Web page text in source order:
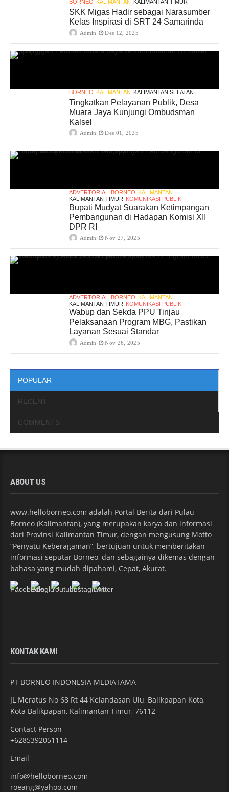
BORNEO KALIMANTAN KALIMANTAN TIMUR
SKK Migas Hadir sebagai Narasumber
Kelas Inspirasi di SRT 24 Samarinda
Admin Des 12, 2025
BORNEO KALIMANTAN KALIMANTAN SELATAN
Tingkatkan Pelayanan Publik, Desa
Muara Jaya Kunjungi Ombudsman
Kalsel
Admin Des 01, 2025
ADVERTORIAL BORNEO
KALIMANTAN
KALIMANTAN TIMUR
KOMUNIKASI PUBLIK
Bupati Mudyat Suarakan Ketimpangan
Pembangunan di Hadapan Komisi XII
DPR RI
Admin Nov 27, 2025
ADVERTORIAL BORNEO
KALIMANTAN
KALIMANTAN TIMUR
KOMUNIKASI PUBLIK
Wabup dan Sekda PPU Tinjau
Pelaksanaan Program MBG, Pastikan
Layanan Sesuai Standar
Admin Nov 26, 2025
POPULAR
RECENT
COMMENTS
ABOUT US
www.helloborneo.com adalah Portal Berita dari Pulau
Borneo (Kalimantan), yang merupakan karya dan informasi
dari Provinsi Kalimantan Timur, dengan mengusung Motto
“Penyatu Keberagaman”, bertujuan untuk memberitakan
informasi seputar Borneo, dan sebagainya dikemas dengan
bahasa yang mudah dipahami, Cepat, Akurat.
KONTAK KAMI
PT BORNEO INDONESIA MEDIATAMA
JL Meratus No 68 Rt 44 Kelandasan Ulu, Balikpapan Kota,
Kota Balikpapan, Kalimantan Timur, 76112
Contact Person
+6285392051114
Email
info@helloborneo.com
roeang@yahoo.com